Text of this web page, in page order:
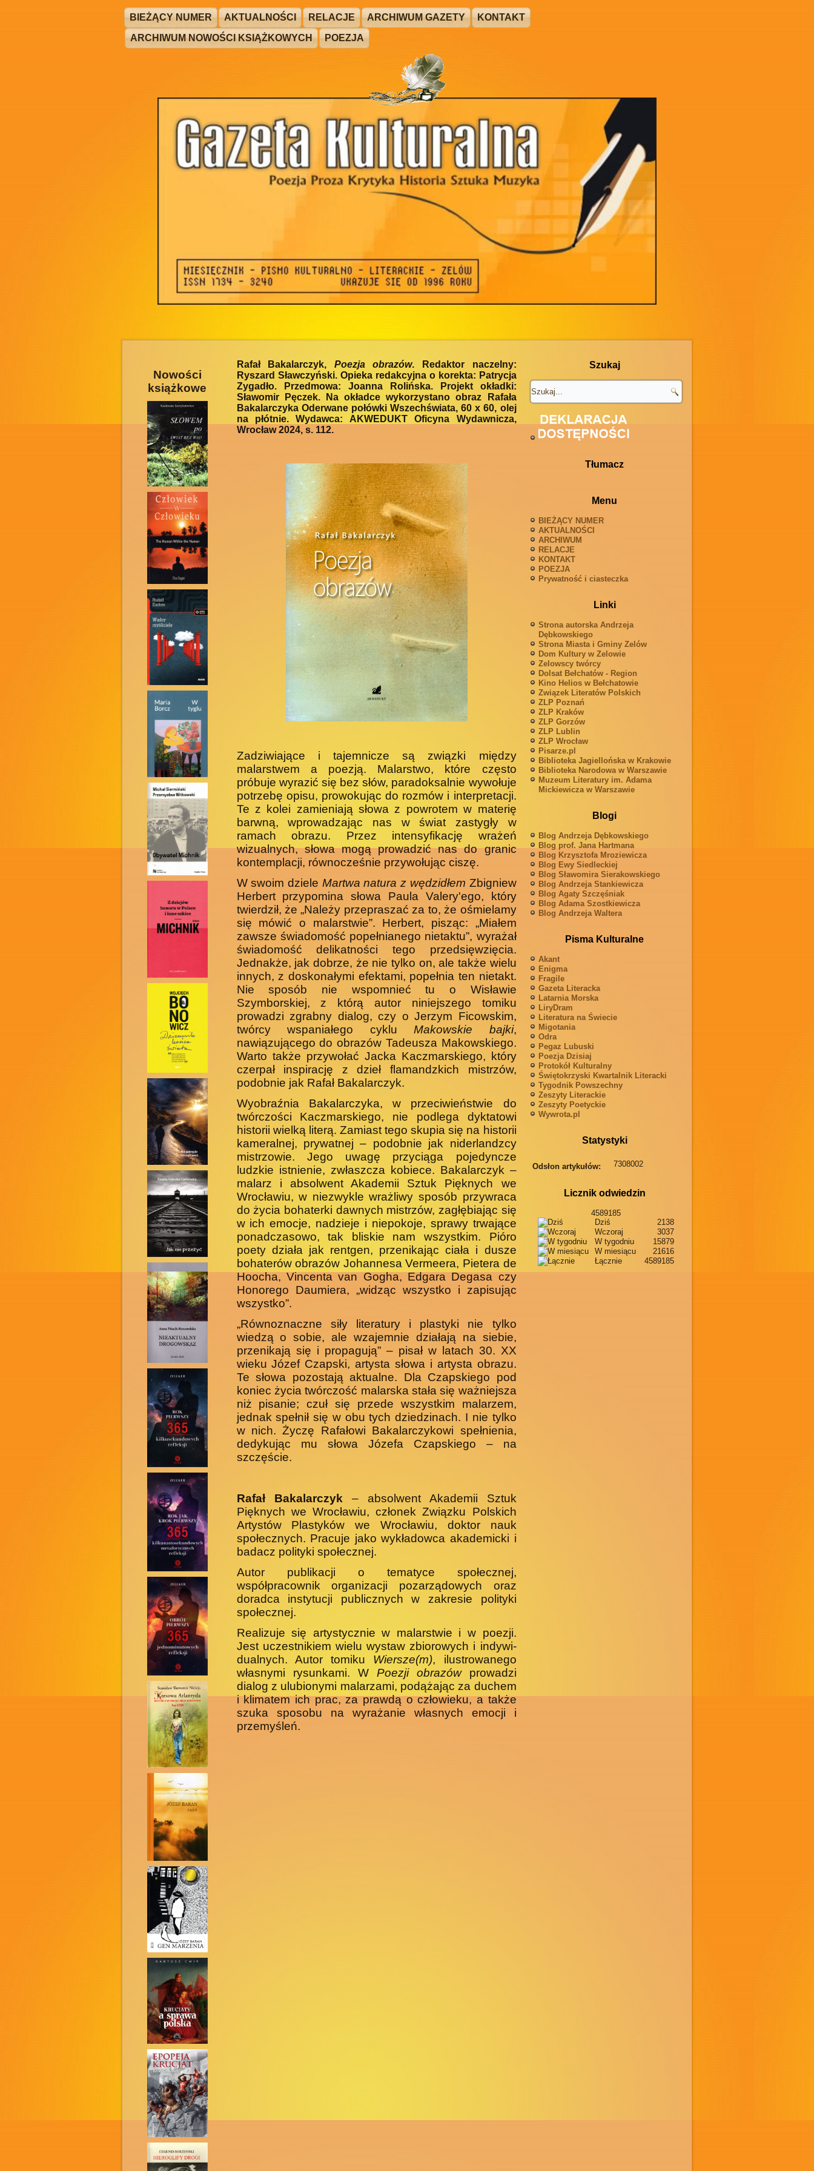
BIEŻĄCY NUMER AKTUALNOŚCI RELACJE ARCHIWUM GAZETY
KONTAKT
ARCHIWUM NOWOŚCI KSIĄŻKOWYCH
POEZJA
Nowości
książkowe
Rafał Bakalarczyk, Poezja obrazów. Redaktor naczelny:
Ryszard Sławczyński. Opieka redakcyjna o korekta: Patrycja
Zygadło. Przedmowa: Joanna Rolińska. Projekt okładki:
Sławomir Pęczek. Na okładce wykorzystano obraz Rafała
Bakalarczyka Oderwane połówki Wszechświata, 60 x 60, olej
na płótnie. Wydawca: AKWEDUKT Oficyna Wydawnicza,
Wrocław 2024, s. 112.
Zadziwiające i tajemnicze są związki między
malarstwem a poezją. Malar­stwo, które często
próbuje wyrazić się bez słów, paradoksalnie wywołuje
potrzebę opisu, prowokując do rozmów i interpretacji.
Te z kolei zamieniają słowa z powrotem w materię
barwną, wprowadzając nas w świat zastygły w
ramach obrazu. Przez intensyfikację wrażeń
wizualnych, słowa mogą prowadzić nas do granic
kontemplacji, równocześnie przywołując ciszę.
W swoim dziele Martwa natura z wędzidłem Zbigniew
Herbert przy­pomina słowa Paula Valery'ego, który
twierdził, że „Należy przepraszać za to, że ośmielamy
się mówić o malarstwie”. Herbert, pisząc: „Miałem
zawsze świadomość popełnianego nietaktu”, wyrażał
świadomość deli­katności tego przedsięwzięcia.
Jednakże, jak dobrze, że nie tylko on, ale także wielu
innych, z doskonałymi efektami, popełnia ten nietakt.
Nie sposób nie wspomnieć tu o Wisławie
Szymborskiej, z którą autor niniej­szego tomiku
prowadzi zgrabny dialog, czy o Jerzym Ficowskim,
twórcy wspaniałego cykluMakowskie bajki,
nawiązującego do obrazów Tadeusza Makowskiego.
Warto także przywołać Jacka Kaczmarskiego, który
czerpał inspirację z dzieł flamandzkich mistrzów,
podobnie jak Rafał Bakalarczyk.
Wyobraźnia Bakalarczyka, w przeciwieństwie do
twórczości Kaczmar­skiego, nie podlega dyktatowi
historii wielką literą. Zamiast tego skupia się na historii
kameralnej, prywatnej – podobnie jak niderlandzcy
mi­strzowie. Jego uwagę przyciąga pojedyncze
ludzkie istnienie, zwłaszcza kobiece. Bakalarczyk –
malarz i absolwent Akademii Sztuk Pięknych we
Wrocławiu, w niezwykle wrażliwy sposób przywraca
do życia bohaterki dawnych mistrzów, zagłębiając się
w ich emocje, nadzieje i niepokoje, sprawy trwające
ponadczasowo, tak bliskie nam wszystkim. Pióro
poety działa jak rentgen, przenikając ciała i dusze
bohaterów obrazów Johan­nesa Vermeera, Pietera de
Hoocha, Vincenta van Gogha, Edgara Degasa czy
Honorego Daumiera, „widząc wszystko i zapisując
wszystko”.
„Równoznaczne siły literatury i plastyki nie tylko
wiedzą o sobie, ale wzajemnie działają na siebie,
przenikają się i propagują” – pisał w latach 30. XX
wieku Józef Czapski, artysta słowa i artysta obrazu.
Te słowa pozostają aktualne. Dla Czapskiego pod
koniec życia twórczość malarska stała się ważniejsza
niż pisanie; czuł się przede wszystkim malarzem,
jednak spełnił się w obu tych dziedzinach. I nie tylko
w nich. Życzę Rafałowi Bakalarczykowi spełnienia,
dedykując mu słowa Józefa Czapskiego – na
szczęście.
Rafał Bakalarczyk – absolwent Aka­demii Sztuk
Pięknych we Wrocławiu, członek Związku Polskich
Artystów Plastyków we Wrocławiu, doktor nauk
społecznych. Pracuje jako wykładowca akademicki i
badacz polityki społecznej.
Autor publikacji o tematyce spo­łecznej,
współpracownik organizacji pozarządowych oraz
doradca insty­tucji publicznych w zakresie polityki
społecznej.
Realizuje się artystycznie w malar­stwie i w poezji.
Jest uczestnikiem wielu wystaw zbiorowych i indywi­
dualnych. Autor tomiku Wiersze(m), ilustrowanego
własnymi rysunkami. W Poezji obrazówprowadzi
dialog z ulubionymi malarzami, podążając za duchem
i klimatem ich prac, za prawdą o człowieku, a także
szuka sposobu na wyrażanie własnych emocji i
przemyśleń.
Szukaj
Tłumacz
Menu
BIEŻĄCY NUMER
AKTUALNOŚCI
ARCHIWUM
RELACJE
KONTAKT
POEZJA
Prywatność i ciasteczka
Linki
Strona autorska Andrzeja
Dębkowskiego
Strona Miasta i Gminy Zelów
Dom Kultury w Zelowie
Zelowscy twórcy
Dolsat Bełchatów - Region
Kino Helios w Bełchatowie
Związek Literatów Polskich
ZLP Poznań
ZLP Kraków
ZLP Gorzów
ZLP Lublin
ZLP Wrocław
Pisarze.pl
Biblioteka Jagiellońska w Krakowie
Biblioteka Narodowa w Warszawie
Muzeum Literatury im. Adama
Mickiewicza w Warszawie
Blogi
Blog Andrzeja Dębkowskiego
Blog prof. Jana Hartmana
Blog Krzysztofa Mroziewicza
Blog Ewy Siedleckiej
Blog Sławomira Sierakowskiego
Blog Andrzeja Stankiewicza
Blog Agaty Szczęśniak
Blog Adama Szostkiewicza
Blog Andrzeja Waltera
Pisma Kulturalne
Akant
Enigma
Fragile
Gazeta Literacka
Latarnia Morska
LiryDram
Literatura na Świecie
Migotania
Odra
Pegaz Lubuski
Poezja Dzisiaj
Protokół Kulturalny
Świętokrzyski Kwartalnik Literacki
Tygodnik Powszechny
Zeszyty Literackie
Zeszyty Poetyckie
Wywrota.pl
Statystyki
Odsłon artykułów: 7308002
Licznik odwiedzin
4589185
Dziś
2138
Wczoraj
3037
W tygodniu
15879
W miesiącu
21616
Łącznie
4589185